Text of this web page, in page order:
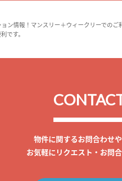
ン情報！マンスリー＋ウィークリーでの
です。
物件に関するお問合わせや
お気軽にリクエスト・お問合